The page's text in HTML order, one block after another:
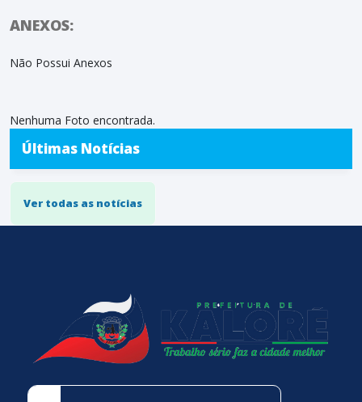
ANEXOS:
Não Possui Anexos
Nenhuma Foto encontrada.
Últimas Notícias
Ver todas as notícias